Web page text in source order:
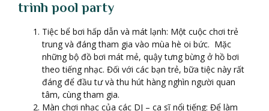
trình pool party
Tiệc bể bơi hấp dẫn và mát lạnh: Một cuộc chơi trẻ
trung và đáng tham gia vào mùa hè oi bức. Mặc
những bộ đồ bơi mát mẻ, quậy tưng bừng ở hồ bơi
theo tiếng nhạc. Đối với các bạn trẻ, bữa tiệc này rất
đáng để đầu tư và thu hút hàng nghìn người quan
tâm, cùng tham gia.
Màn chơi nhạc của các DJ – ca sĩ nổi tiếng: Để làm